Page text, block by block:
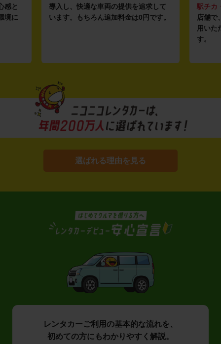
感と
境に
導入し、快適な車両の提供を追求して
います。もちろん追加料金は0円です。
駅チカ
店舗で
用いた
す。
選ばれる理由を見る
レンタカーご利用の基本的な流れを、
初めての方にもわかりやすく解説。